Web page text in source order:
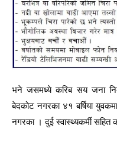
भने जसमध्ये करिब सय जना
बेदकोट नगरका ४१ बर्षिया
नगरका । दुई स्वास्थ्यकर्मी